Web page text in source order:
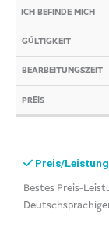
Preis/Leistung
Bestes Preis-